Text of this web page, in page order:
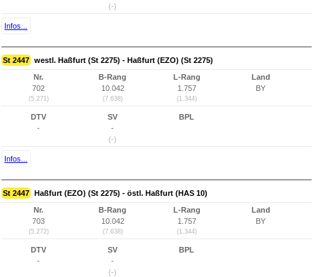
(-)
Infos...
St 2447 westl. Haßfurt (St 2275) - Haßfurt (EZO) (St 2275)
Nr.
702
(5.271)
B-Rang
10.042
(7.638)
L-Rang
1.757
(1.344)
Land
BY
DTV
-
SV
-
(-)
BPL
Infos...
St 2447 Haßfurt (EZO) (St 2275) - östl. Haßfurt (HAS 10)
Nr.
703
(5.272)
B-Rang
10.042
(7.638)
L-Rang
1.757
(1.344)
Land
BY
DTV
-
SV
-
(-)
BPL